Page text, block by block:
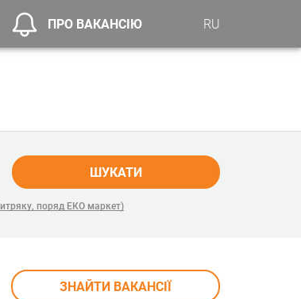
ПРО ВАКАНСІЮ RU
ШУКАТИ
поряд ЕКО маркет)
ЗНАЙТИ ВАКАНСІЇ